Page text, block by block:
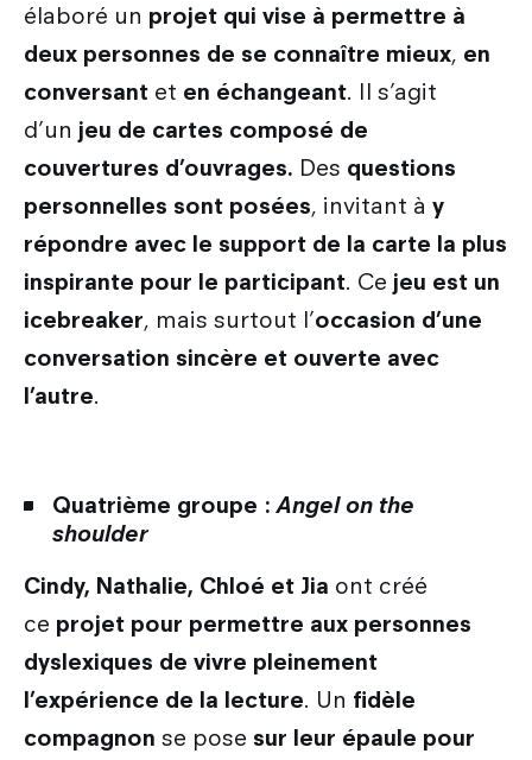
élaboré un projet qui vise à permettre à
deux personnes de se connaître mieux, en
conversant et en échangeant. Il s’agit
d’un jeu de cartes composé de
couvertures d’ouvrages. Des questions
personnelles sont posées, invitant à y
répondre avec le support de la carte la plus
inspirante pour le participant. Ce jeu est un
icebreaker, mais surtout l’occasion d’une
conversation sincère et ouverte avec
l’autre.
Quatrième groupe :Angel on the
shoulder
Cindy, Nathalie, Chloé et Jia ont créé
ce projet pour permettre aux personnes
dyslexiques de vivre pleinement
l’expérience de la lecture. Un fidèle
compagnon se pose sur leur épaule pour